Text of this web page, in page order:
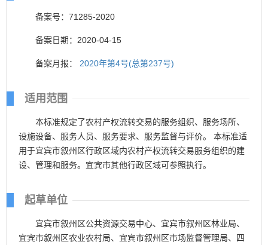
备案号：71285-2020
备案日期：2020-04-15
备案月报： 2020年第4号(总第237号)
适用范围
本标准规定了农村产权流转交易的服务组织、服务场所、
设施设备、服务人员、服务要求、服务监督与评价。 本标准适
用于宜宾市叙州区行政区域内农村产权流转交易服务组织的建
设、管理和服务。宜宾市其他行政区域可参照执行。
起草单位
宜宾市叙州区公共资源交易中心、宜宾市叙州区林业局、
宜宾市叙州区农业农村局、宜宾市叙州区市场监督管理局、四